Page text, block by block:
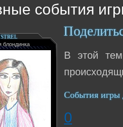
события
блондинка
В этой
События игры
0